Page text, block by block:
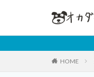
HOME